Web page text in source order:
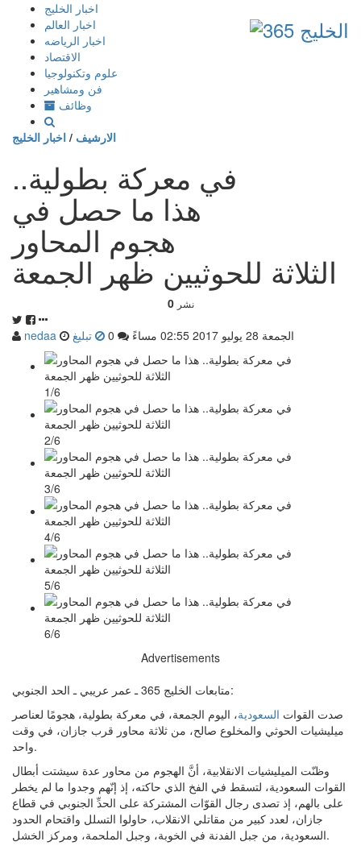
إذهب
المحتوى
اخبار الخليج
اخبار العالم
اخبار الرياضه
الاقتصاد
علوم وتكنولوجيا
فن ومشاهير
وظائف
الارشيف / اخبار الخليج
في معركة بطولية..
هذا ما حصل في
هجوم المحاور
الثلاثة للحوثيين ظهر الجمعة
0 نشر
nedaa الجمعة 28 يوليو 2017 02:55 مساءً تبليغ
1/6
2/6
3/6
4/6
5/6
6/6
Advertisements
متابعات الخليج 365 ـ عمر عريبي ـ الحد الجنوبي:
صدت القوات السعودية، اليوم الجمعة، في معركة بطولية، هجومًا لعناصر
ميليشيات الحوثي والمخلوع صالح، من ثلاثة محاور قرب جازان، في وقت
واحد.
وظنّت الميليشيات الانقلابية، أنَّ الهجوم من محاور عدة سيشتت أبطال
القوات السعودية، لتسقط في الفخ الذي حاكته، إذ إنّهم وجدوا ما لم يخطر
على بالهم، إذ تصدى رجال القوّات المشتركة على الحدِّ الجنوبي في قطاع
جازان، لعدد كبير من مقاتلي الانقلاب، حاولوا التسلل واقتحام الحدود
السعودية، من جبل الفدنة في الخوبة، وجبل الملحمة، ومركز الخشل.